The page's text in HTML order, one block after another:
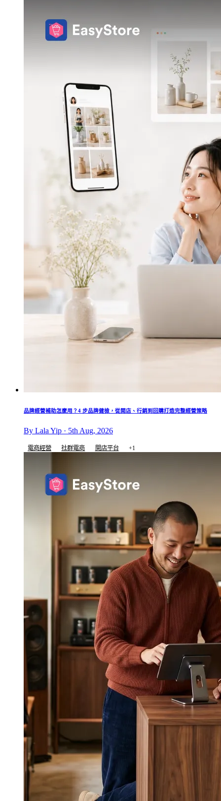
品牌經營補助怎麼用？4 步品牌健檢，從開店、行銷到回購打造完整經營策略
By Lala Yip · 5th Aug, 2026
電商經營 社群電商 開店平台 +1